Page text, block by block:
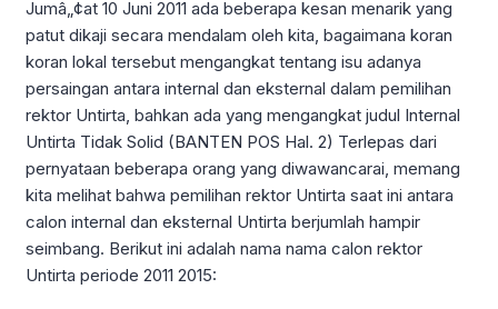
Jumâ„¢at 10 Juni 2011 ada beberapa kesan menarik yang
patut dikaji secara mendalam oleh kita, bagaimana koran
koran lokal tersebut mengangkat tentang isu adanya
persaingan antara internal dan eksternal dalam pemilihan
rektor Untirta, bahkan ada yang mengangkat judul Internal
Untirta Tidak Solid (BANTEN POS Hal. 2) Terlepas dari
pernyataan beberapa orang yang diwawancarai, memang
kita melihat bahwa pemilihan rektor Untirta saat ini antara
calon internal dan eksternal Untirta berjumlah hampir
seimbang. Berikut ini adalah nama nama calon rektor
Untirta periode 2011 2015: